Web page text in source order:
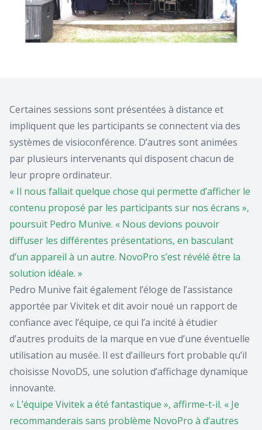
Certaines sessions sont présentées à distance et
impliquent que les participants se connectent via des
systèmes de visioconférence. D’autres sont animées
par plusieurs intervenants qui disposent chacun de
leur propre ordinateur.
« Il nous fallait quelque chose qui permette d’afficher le
contenu proposé par les participants sur nos écrans »,
poursuit Pedro Munive. « Nous devions pouvoir
diffuser les différentes présentations, en basculant
d’un appareil à un autre. NovoPro s’est révélé être la
solution idéale. »
Pedro Munive fait également l’éloge de l’assistance
apportée par Vivitek et dit avoir noué un rapport de
confiance avec l’équipe, ce qui l’a incité à étudier
d’autres produits de la marque en vue d’une éventuelle
utilisation au musée. Il est d’ailleurs fort probable qu’il
choisisse NovoDS, une solution d’affichage dynamique
innovante.
« L’équipe Vivitek a été fantastique », affirme-t-il. « Je
recommanderais sans problème NovoPro à d’autres